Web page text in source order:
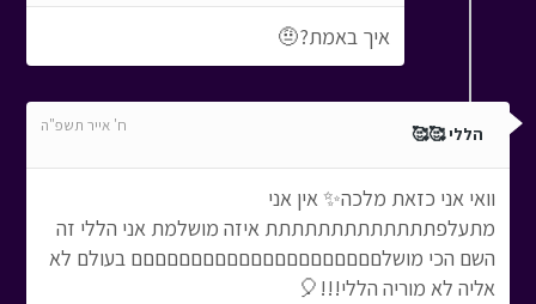
איך באמת?🤨
הללי 🥰🥰 ח' אייר תשפ"ה
וואי אני כזאת מלכה✨ אין אני
מתעלפתתתתתתתתתתתתת איזה מושלמת אני הללי זה
השם הכי מושלםםםםםםםםםםםםםםםםםםםםם בעולם לא
אליה לא מוריה הללי!!!🎈